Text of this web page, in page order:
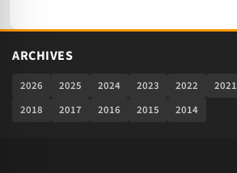
ARCHIVES
2026 2025 2024 2023 2022 2021
2018
2017 2016 2015 2014